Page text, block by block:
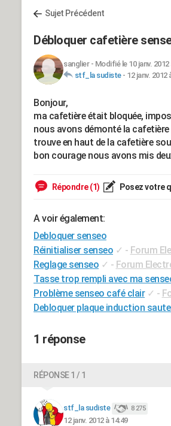
Sujet Précédent
Débloquer cafetière
sanglier- Modifié le 10 janv. 2012
stf_la sudiste- 12 janv. 2012
Bonjour,
ma cafetière était bloquée,
nous avons démonté la
trouve en haut de la cafetière
bon courage nous avons mis
Répondre (1) Posez votre
A voir également:
Debloquer senseo
Réinitialiser senseo ✓ - Forum
Reglage senseo ✓ - Forum
Tasse trop rempli avec ma
Problème senseo café clair ✓ -
Debloquer plaque induction
1 réponse
RÉPONSE 1 / 1
stf_la sudiste 8 275
12 janv. 2012 à 14:49